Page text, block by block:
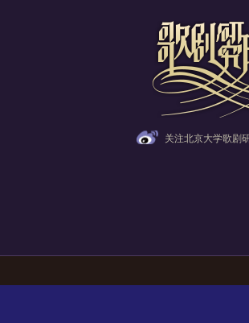
关注北京大学歌剧